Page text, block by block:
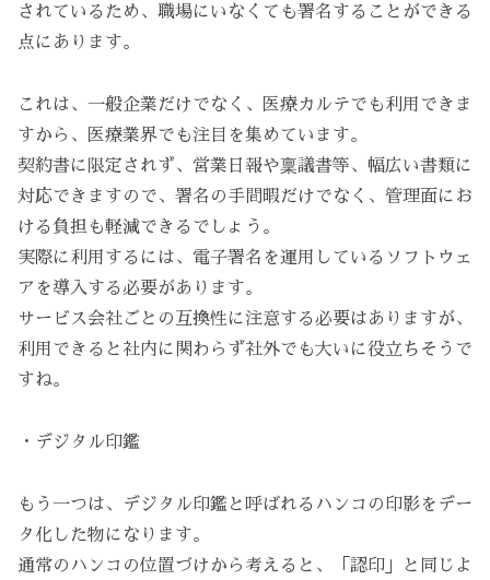
されているため、職場にいなくても署名することができる
点にあります。
これは、一般企業だけでなく、医療カルテでも利用できま
すから、医療業界でも注目を集めています。
契約書に限定されず、営業日報や稟議書等、幅広い書類に
対応できますので、署名の手間暇だけでなく、管理面にお
ける負担も軽減できるでしょう。
実際に利用するには、電子署名を運用しているソフトウェ
アを導入する必要があります。
サービス会社ごとの互換性に注意する必要はありますが、
利用できると社内に関わらず社外でも大いに役立ちそうで
すね。
・デジタル印鑑
もう一つは、デジタル印鑑と呼ばれるハンコの印影をデー
タ化した物になります。
通常のハンコの位置づけから考えると、「認印」と同じよ